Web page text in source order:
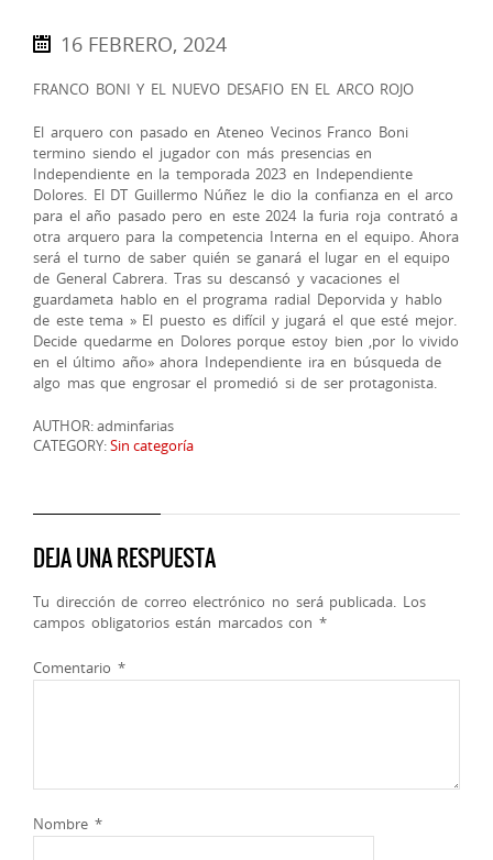
16 FEBRERO, 2024
FRANCO BONI Y EL NUEVO DESAFIO EN EL ARCO ROJO
El arquero con pasado en Ateneo Vecinos Franco Boni
termino siendo el jugador con más presencias en
Independiente en la temporada 2023 en Independiente
Dolores. El DT Guillermo Núñez le dio la confianza en el arco
para el año pasado pero en este 2024 la furia roja contrató a
otra arquero para la competencia Interna en el equipo. Ahora
será el turno de saber quién se ganará el lugar en el equipo
de General Cabrera. Tras su descansó y vacaciones el
guardameta hablo en el programa radial Deporvida y hablo
de este tema » El puesto es difícil y jugará el que esté mejor.
Decide quedarme en Dolores porque estoy bien ,por lo vivido
en el último año» ahora Independiente ira en búsqueda de
algo mas que engrosar el promedió si de ser protagonista.
AUTHOR: adminfarias
CATEGORY:Sin categoría
DEJA UNA RESPUESTA
Tu dirección de correo electrónico no será publicada. Los
campos obligatorios están marcados con *
Comentario *
Nombre *